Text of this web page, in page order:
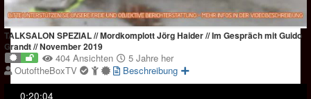
TALKSALON SPEZIAL // Mordkomplott Jörg Haider // Im Gespräch mit Guido
Grandt // November 2019
404 Ansichten
5 Jahre her
OutoftheBoxTV
Beschreibung
0:20:04